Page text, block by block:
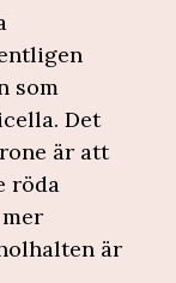
som
Det
är att
röda
är